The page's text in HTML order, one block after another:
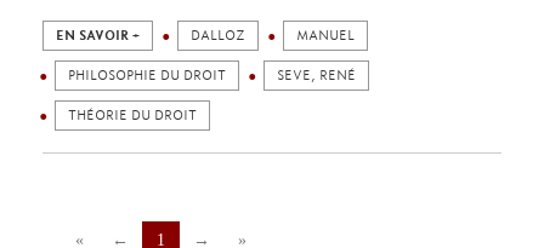
EN SAVOIR + DALLOZ MANUEL
PHILOSOPHIE DU DROIT SEVE, RENÉ
THÉORIE DU DROIT
« ← 1 → »